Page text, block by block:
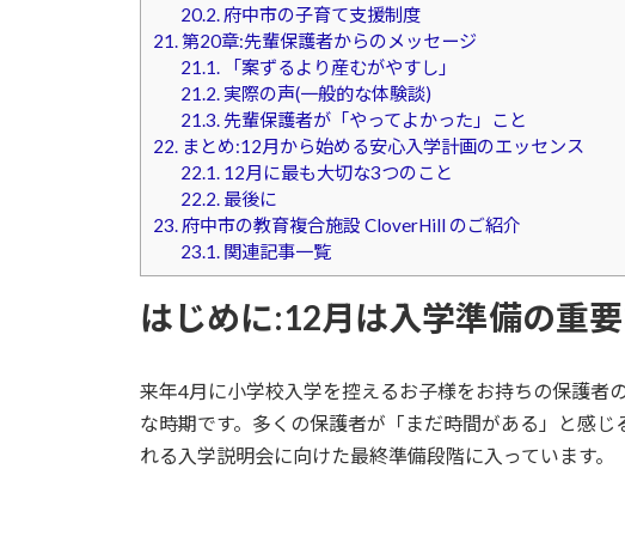
20.2.府中市の子育て支援制度
21.第20章:先輩保護者からのメッセージ
21.1.「案ずるより産むがやすし」
21.2.実際の声(一般的な体験談)
21.3.先輩保護者が「やってよかった」こと
22. まとめ:12月から始める安心入学計画のエッセンス
22.1.12月に最も大切な3つのこと
22.2.最後に
23. 府中市の教育複合施設 CloverHill のご紹介
23.1.関連記事一覧
はじめに:12月は入学準備の重
来年4月に小学校入学を控えるお子様をお持ちの保護者
な時期です。多くの保護者が「まだ時間がある」と感
れる入学説明会に向けた最終準備段階に入っています。